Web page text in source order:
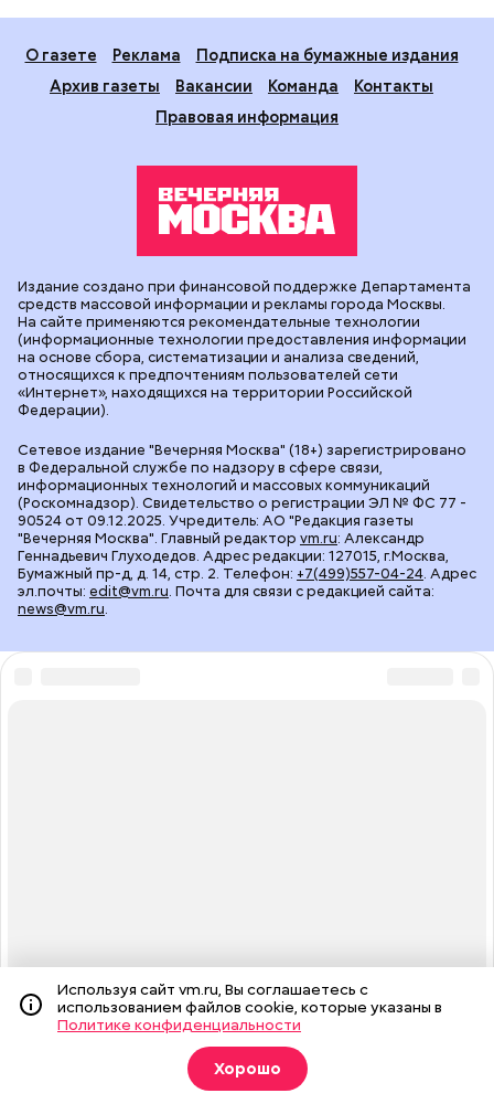
О газете Реклама
Подписка на бумажные издания
Архив газеты
Вакансии Команда
Контакты
Правовая информация
Сетевое издание "Вечерняя Москва" (18+) зарегистрировано
в Федеральной службе по надзору в сфере связи,
информационных технологий и массовых коммуникаций
(Роскомнадзор). Свидетельство о регистрации ЭЛ № ФС 77 -
90524 от 09.12.2025. Учредитель: АО "Редакция газеты
"Вечерняя Москва". Главный редактор vm.ru: Александр
Геннадьевич Глуходедов. Адрес редакции: 127015, г.Москва,
Бумажный пр-д, д. 14, стр. 2. Телефон: +7(499)557-04-24. Адрес
эл.почты: edit@vm.ru. Почта для связи с редакцией сайта:
news@vm.ru.
Издание создано при финансовой поддержке Департамента
средств массовой информации и рекламы города Москвы.
На сайте применяются рекомендательные технологии
(информационные технологии предоставления информации
на основе сбора, систематизации и анализа сведений,
относящихся к предпочтениям пользователей сети
«Интернет», находящихся на территории Российской
Федерации).
Используя сайт vm.ru, Вы соглашаетесь с
использованием файлов cookie, которые указаны в
Политике конфиденциальности
Хорошо